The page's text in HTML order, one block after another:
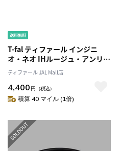
T-fal ティファール インジニ
オ・ネオ IHルージュ・アンリミ
テッド エッグロースター
L85918 玉子焼き器 IH・ガス火
対応
ティファール JAL Mall店
4,400 円 （税込）
積算 40 マイル (1倍)